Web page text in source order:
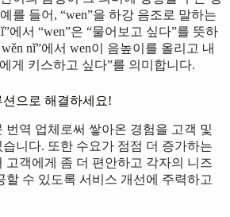
를 들어, “wen”을 하강 음조로 말하는
에서 “wen”은 “물어보고 싶다”를 뜻하
nǐ”에서 wen이 음높이를 올리고 내
게 키스하고 싶다”를 의미합니다.
으로 해결하세요!
번역 업체로써 쌓아온 경험을 고객 및
니다. 또한 수요가 점점 더 증가하는
고객에게 좀 더 편안하고 각자의 니즈
할 수 있도록 서비스 개선에 주력하고